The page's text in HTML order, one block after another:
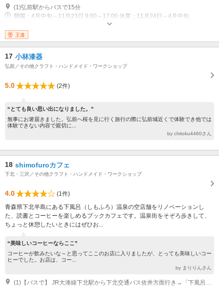
(1)弘前駅からバスで15分
開園：4月中旬～11月23日 9:00～17:00 休業：11月24日～4月中旬
王道
17 小林漆器
弘前／その他クラフト・ハンドメイド・ワークショップ
5.0 (2件)
“とても良い思い出になりました。”
無事にお箸届きました。弘前へ桜を見に行く旅行の際に弘前城近くで体験でき他では
体験できない内容で親切に...
by chitoku4460さん
18 shimofuroカフェ
下北・三沢／その他クラフト・ハンドメイド・ワークショップ
4.0
(1件)
青森県下北半島にある下風呂（しもふろ）温泉の空店舗をリノベーションし
た、読書とコーヒーを楽しめるブックカフェです。温泉街をそぞろ歩きして、
ちょっと休憩したいときにはぜひお...
“美味しいコーヒーならここ”
コーヒーが飲みたいな～と思ってここのお店に入りましたが、とっても美味しいコー
ヒーでした。お店は、コー...
by まりりんさん
(1)【バスで】 JR大湊線下北駅から下北交通バス佐井方面行き→「下風呂」下車 津軽海峡フェリー大間ターミナルから下北交通バス大畑・むつ方面行き→「下風呂」下車